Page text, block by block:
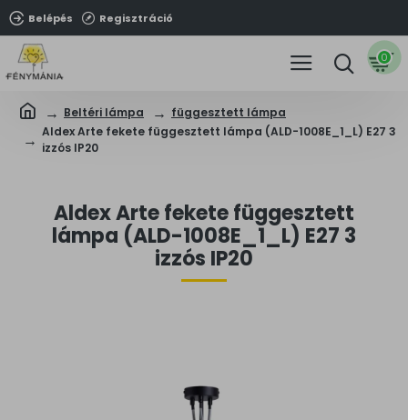
Belépés Regisztráció
0
Beltéri lámpa
függesztett lámpa
Aldex Arte fekete függesztett lámpa (ALD-1008E_1_L) E27 3
izzós IP20
Aldex Arte fekete függesztett
lámpa (ALD-1008E_1_L) E27 3
izzós IP20